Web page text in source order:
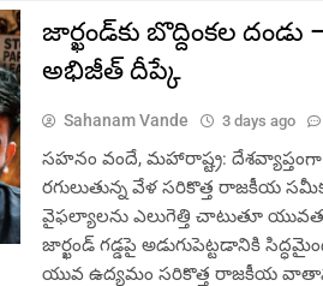
జార్ఖండ్‌కు బొద్దింకల
అభిజీత్ దీప్కే
Sahanam Vande 3 days ago
సహనం వందే, మహారాష్ట్ర: దేశవ్యాప్తంగా
రగులుతున్న వేళ సరికొత్త రాజకీయ
వైఫల్యాలను ఎలుగెత్తి చాటుతూ
జార్ఖండ్ గడ్డపై అడుగుపెట్టడానికి
యువ ఉద్యమం సరికొత్త రాజకీయ